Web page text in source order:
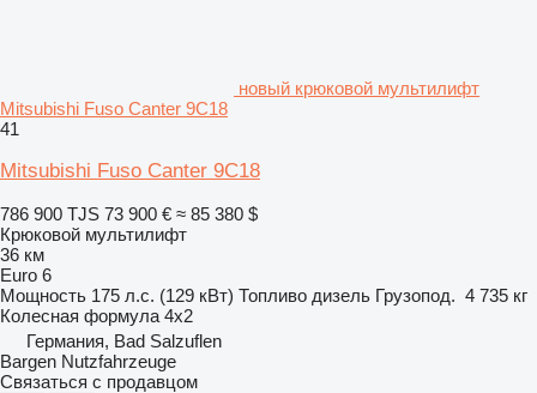
новый крюковой мультилифт
Mitsubishi Fuso Canter 9C18
41
Mitsubishi Fuso Canter 9C18
786 900 TJS 73 900 € ≈ 85 380 $
Крюковой мультилифт
36 км
Euro 6
Мощность 175 л.с. (129 кВт) Топливо дизель Грузопод. 4 735 кг
Колесная формула 4x2
Германия, Bad Salzuflen
Bargen Nutzfahrzeuge
Связаться с продавцом